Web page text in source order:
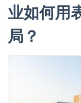
业如何用
局？